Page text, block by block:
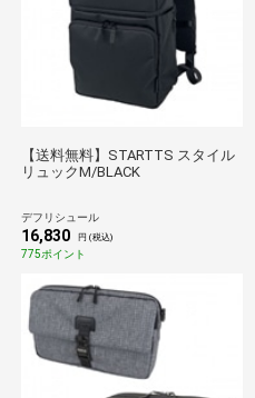
【送料無料】STARTTS スタイル
リュックM/BLACK
デフリシュール
16,830 円 (税込)
775ポイント